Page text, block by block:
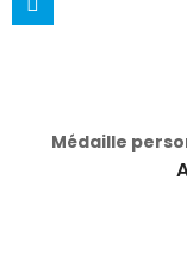
Médaille